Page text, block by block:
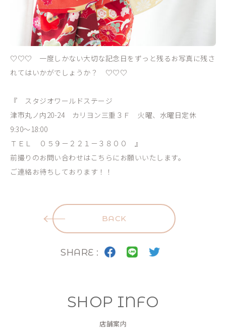
♡♡♡ 一度しかない大切な記念日をずっと残るお写真に残さ
れてはいかがでしょうか？ ♡♡♡
『 スタジオワールドステージ
津市丸ノ内20-24 カリヨン三重３Ｆ 火曜、水曜日定休
9:30～18:00
ＴＥＬ ０５９－２２１－３８００ 』
前撮りのお問い合わせはこちらにお願いいたします。
ご連絡お待ちしております！！
BACK
SHARE :
SHOP INFO
店舗案内